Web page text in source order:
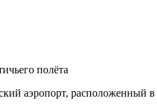
полёта
аэропорт, расположенный в